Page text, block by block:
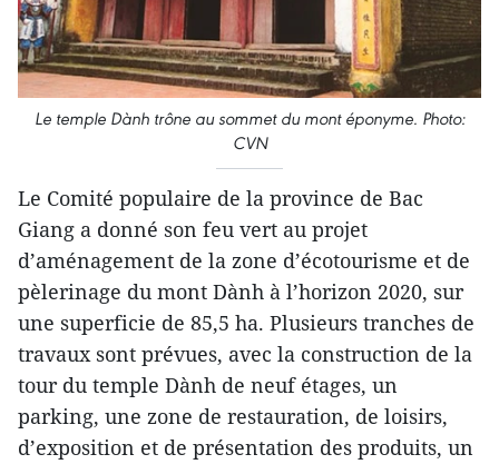
Le temple Dành trône au sommet du mont éponyme. Photo:
CVN
Le Comité populaire de la province de Bac
Giang a donné son feu vert au projet
d’aménagement de la zone d’écotourisme et de
pèlerinage du mont Dành à l’horizon 2020, sur
une superficie de 85,5 ha. Plusieurs tranches de
travaux sont prévues, avec la construction de la
tour du temple Dành de neuf étages, un
parking, une zone de restauration, de loisirs,
d’exposition et de présentation des produits, un